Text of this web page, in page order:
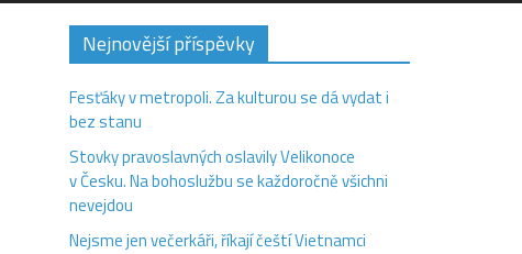
Nejnovější příspěvky
Fesťáky v metropoli. Za kulturou se dá vydat i
bez stanu
Stovky pravoslavných oslavily Velikonoce
v Česku. Na bohoslužbu se každoročně všichni
nevejdou
Nejsme jen večerkáři, říkají čeští Vietnamci